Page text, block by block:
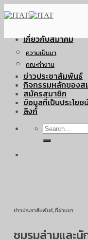
to
เกี่ยวกับสมาคม
ความเป็นมา
คณะทำงาน
ข่าวประชาสัมพันธ์
กิจกรรมหลักของส
สมัครสมาชิก
ข้อมูลที่เป็นประโยช
ลิงก์
ข่าวประชาสัมพันธ์,ที่ผ่านมา
ชมรมล่ามและ